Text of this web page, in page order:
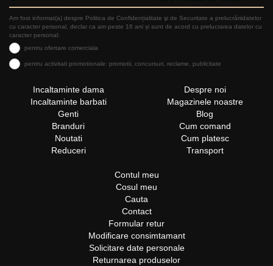
Am fost informat(a) despre Politica de Confidențialitate şi de Securitate a prelucrăriidatelor
cu caracter personal, declar ca am peste 16 ani și sunt de acord cu prelucrarea datelor cu
caracter personal:
pentru ofertare comerciala
pentru activitati promotionale: promotii, concursuri, reclame, publicitate
Incaltaminte dama
Incaltaminte barbati
Genti
Branduri
Noutati
Reduceri
Despre noi
Magazinele noastre
Blog
Cum comand
Cum platesc
Transport
Contul meu
Cosul meu
Cauta
Contact
Formular retur
Modificare consimtamant
Solicitare date personale
Returnarea produselor